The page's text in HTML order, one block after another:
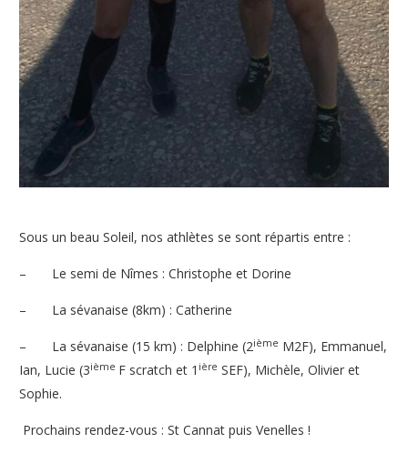
Sous un beau Soleil, nos athlètes se sont répartis entre :
– Le semi de Nîmes : Christophe et Dorine
– La sévanaise (8km) : Catherine
– La sévanaise (15 km) : Delphine (2ième M2F), Emmanuel,
Ian, Lucie (3ième F scratch et 1 ière SEF), Michèle, Olivier et
Sophie.
Prochains rendez-vous : St Cannat puis Venelles !